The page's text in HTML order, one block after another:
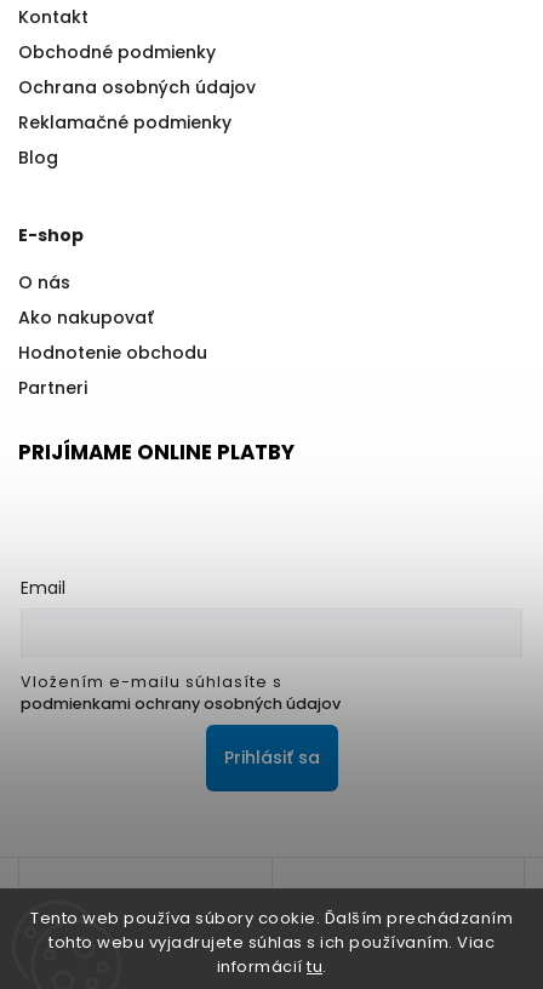
Tento web používa súbory cookie. Ďalším prechádzaním
tohto webu vyjadrujete súhlas s ich používaním. Viac
informácií tu.
Kontakt
Obchodné podmienky
Ochrana osobných údajov
Reklamačné podmienky
Blog
E-shop
O nás
Ako nakupovať
Hodnotenie obchodu
Partneri
PRIJÍMAME ONLINE PLATBY
Email
Vložením e-mailu súhlasíte s
podmienkami ochrany osobných údajov
Prihlásiť sa
Na zlepšenie našich služieb používame cookies. O ich